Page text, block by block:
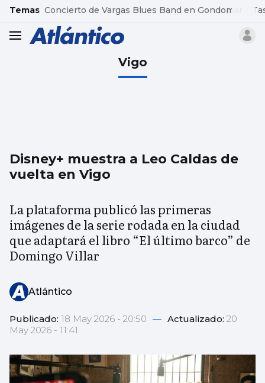
common.go-to-content
Temas Concierto de Vargas Blues Band en Gondomar
header.menu.open
Vigo
Disney+ muestra a Leo Caldas de
vuelta en Vigo
La plataforma publicó las primeras
imágenes de la serie rodada en la ciudad
que adaptará el libro “El último barco” de
Domingo Villar
Atlántico
Publicado: 18 May 2026 - 20:50 — Actualizado: 20
May 2026 - 11:41